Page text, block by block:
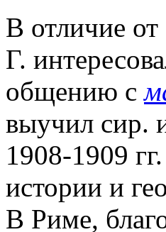
В отличие от
Г.
общению с
выучил сир.
1908-1909
истории и
В Риме,